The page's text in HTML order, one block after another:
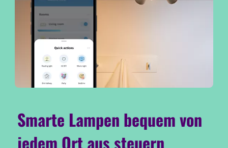
Smarte Lampen bequem von
jedem Ort aus steuern